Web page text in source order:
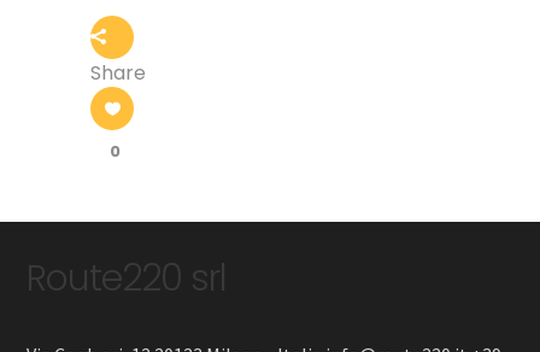
Share
0
Route220 srl